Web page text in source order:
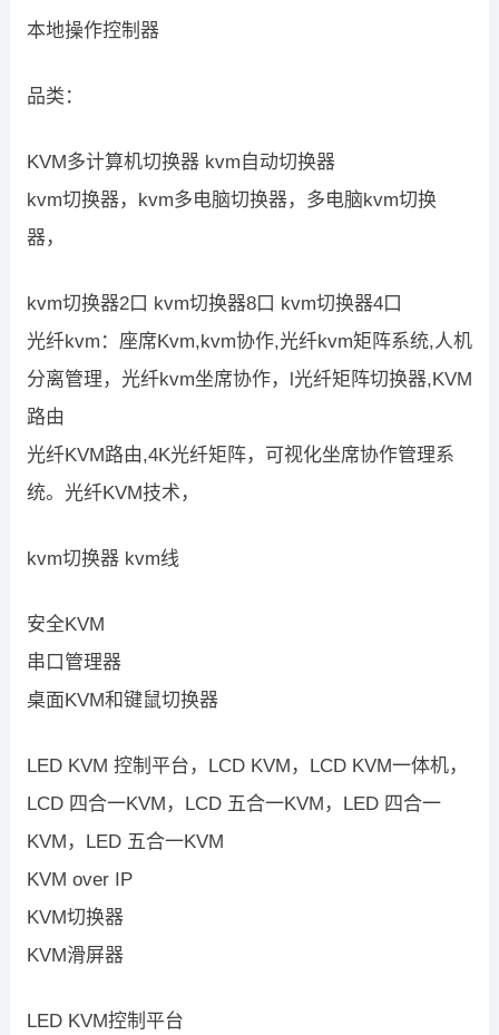
本地操作控制器
品类：
KVM多计算机切换器 kvm自动切换器
kvm切换器，kvm多电脑切换器，多电脑kvm切换
器，
kvm切换器2口 kvm切换器8口 kvm切换器4口
光纤kvm：座席Kvm,kvm协作,光纤kvm矩阵系统,人机
分离管理，光纤kvm坐席协作，l光纤矩阵切换器,KVM
路由
光纤KVM路由,4K光纤矩阵，可视化坐席协作管理系
统。光纤KVM技术，
kvm切换器 kvm线
安全KVM
串口管理器
桌面KVM和键鼠切换器
LED KVM 控制平台，LCD KVM，LCD KVM一体机，
LCD 四合一KVM，LCD 五合一KVM，LED 四合一
KVM，LED 五合一KVM
KVM over IP
KVM切换器
KVM滑屏器
LED KVM控制平台